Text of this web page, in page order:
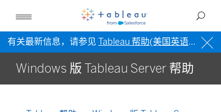
有关最新信息，请参见 Tableau 帮助(美国英语) 。
Windows 版 Tableau Server 帮助